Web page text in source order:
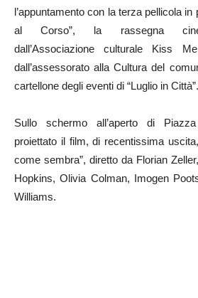
l’appuntamento con la terza pellicola in
al Corso”, la rassegna
dall’Associazione culturale Kiss
dall’assessorato alla Cultura del
cartellone degli eventi di “Luglio in Città”.
Sullo schermo all’aperto di
proiettato il film, di recentissima
come sembra”, diretto da Florian
Hopkins, Olivia Colman, Imogen
Williams.